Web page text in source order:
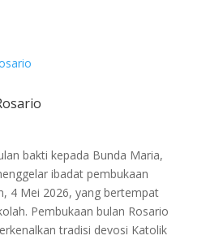
bakti kepada Bunda Maria,
ibadat pembukaan
4 Mei 2026, yang bertempat
Pembukaan bulan Rosario
tradisi devosi Katolik